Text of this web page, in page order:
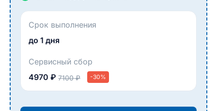
Срок выполнения
до 1 дня
Сервисный сбор
4970 ₽ 7100 ₽ -30%